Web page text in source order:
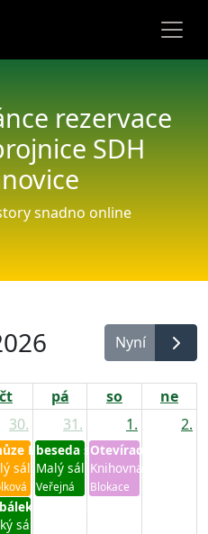
rezervace
SDH
snadno online
Nyní
čt pá so
ne
30.
MS Hájek Štěpánovice
sál
jablonec
sál
31.
beseda s přáteli
Malý sál
Veřejná
1.
Otevírací hodiny
Knihovna
Blokace
2.